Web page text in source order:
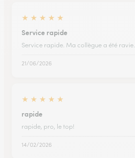
★ ★ ★ ★ ★
Service rapide
Service rapide. Ma collègue a été ravie.
21/06/2026
★ ★ ★ ★ ★
rapide
rapide, pro, le top!
14/02/2026